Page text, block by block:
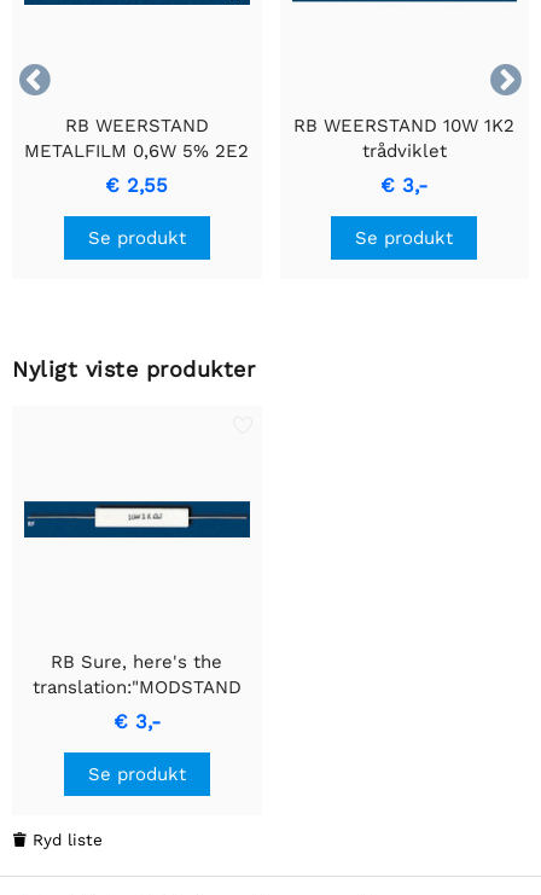


RB WEERSTAND
METALFILM 0,6W 5% 2E2
- Holdbar
Præcisionsmodstand
€ 2,55
Se produkt
RB WEERSTAND 10W 1K2
trådviklet
cementmodstand med
keramisk hus.
€ 3,-
Se produkt
Nyligt viste produkter
RB Sure, here's the
translation:"MODSTAND
10W 1E5"
€ 3,-
Se produkt
 Ryd liste